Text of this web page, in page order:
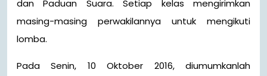
dan Paduan Suara. Setiap kelas mengirimkan
masing-masing perwakilannya untuk mengikuti
lomba.
Pada Senin, 10 Oktober 2016, diumumkanlah